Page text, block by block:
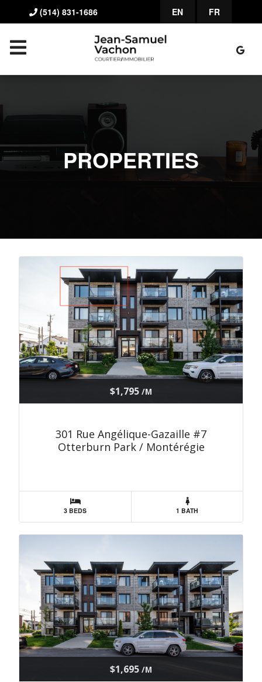
(514) 831-1686 EN FR
PROPERTIES
$1,795 /M
301 Rue Angélique-Gazaille #7
Otterburn Park / Montérégie
3 BEDS 1 BATH
$1,695 /M